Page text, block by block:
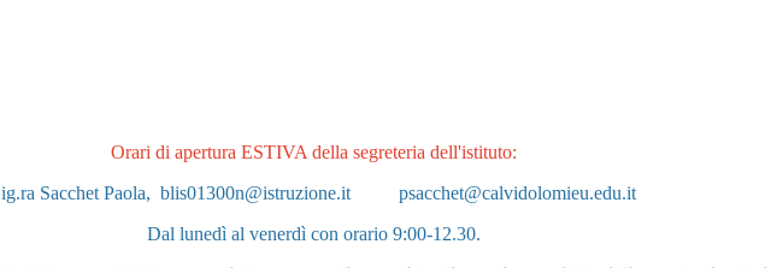
Orari di apertura ESTIVA della segreteria dell'istituto:
Sacchet Paola, blis01300n@istruzione.it psacchet@calvidolomieu.edu.it
Dal lunedì al venerdì con orario 9:00-12.30.